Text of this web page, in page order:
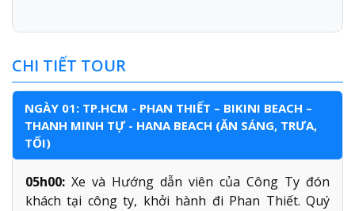
CHI TIẾT TOUR
NGÀY 01: TP.HCM - PHAN THIẾT – BIKINI BEACH –
THANH MINH TỰ - HANA BEACH (ĂN SÁNG, TRƯA,
TỐI)
05h00: Xe và Hướng dẫn viên của Công Ty đón
khách tại công ty, khởi hành đi Phan Thiết. Quý